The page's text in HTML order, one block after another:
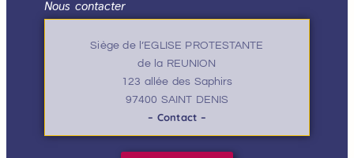
Nous contacter
Siège de l’EGLISE PROTESTANTE
de la REUNION
123 allée des Saphirs
97400 SAINT DENIS
– Contact –